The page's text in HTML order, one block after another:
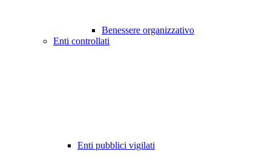
Benessere organizzativo
Enti controllati
Enti pubblici vigilati